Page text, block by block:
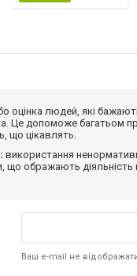
оцінка людей, які
Це допоможе багатьом
що цікавлять.
використання
що ображають діяльність
Ваш e-mail не